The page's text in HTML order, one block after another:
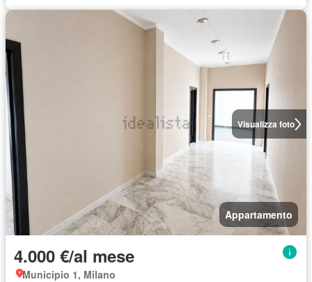
Visualizza foto
Appartamento
4.000 €/al mese
Municipio 1, Milano